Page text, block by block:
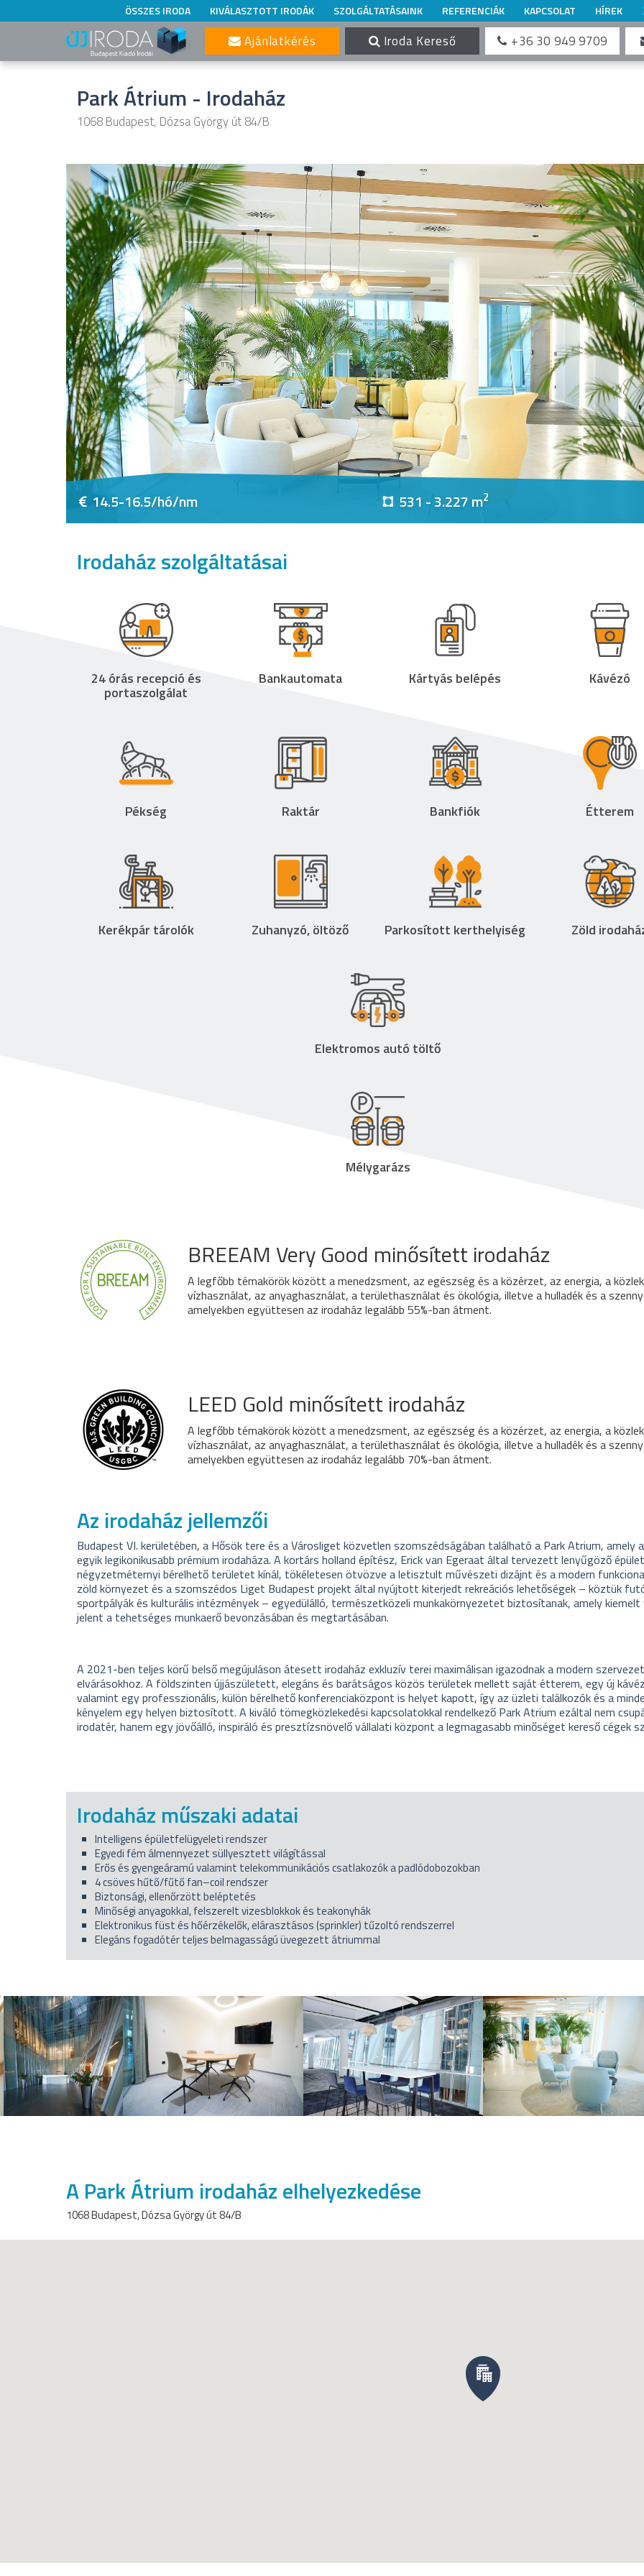
ÖSSZES IRODA KIVÁLASZTOTT IRODÁK SZOLGÁLTATÁSAINK REFERENCIÁK KAPCSOLAT HÍREK
Ajánlatkérés Iroda Kereső +36 30 949 9709
Park Átrium - Irodaház
1068 Budapest, Dózsa György út 84/B
14.5-16.5/hó/nm 531 - 3.227 m2
Irodaház szolgáltatásai
24 órás recepció és
portaszolgálat
Bankautomata Kártyás belépés Kávézó
Pékség Raktár Bankfiók Étterem
Kerékpár tárolók Zuhanyzó, öltöző Parkosított kerthelyiség Zöld
Elektromos autó töltő
Mélygarázs
BREEAM Very Good minősített irodaház
A legfőbb témakörök között a menedzsment, az egészség és a közérzet, az energia, a
vízhasználat, az anyaghasználat, a területhasználat és ökológia, illetve a hulladék és a
amelyekben együttesen az irodaház legalább 55%-ban átment.
LEED Gold minősített irodaház
A legfőbb témakörök között a menedzsment, az egészség és a közérzet, az energia, a
vízhasználat, az anyaghasználat, a területhasználat és ökológia, illetve a hulladék és a
amelyekben együttesen az irodaház legalább 70%-ban átment.
Az irodaház jellemzői
Budapest VI. kerületében, a Hősök tere és a Városliget közvetlen szomszédságában található a Park Atrium, amely
egyik legikonikusabb prémium irodaháza. A kortárs holland építész, Erick van Egeraat által tervezett lenyűgöző
négyzetméternyi bérelhető területet kínál, tökéletesen ötvözve a letisztult művészeti dizájnt és a modern
zöld környezet és a szomszédos Liget Budapest projekt által nyújtott kiterjedt rekreációs lehetőségek – köztük
sportpályák és kulturális intézmények – egyedülálló, természetközeli munkakörnyezetet biztosítanak, amely
jelent a tehetséges munkaerő bevonzásában és megtartásában.
A 2021-ben teljes körű belső megújuláson átesett irodaház exkluzív terei maximálisan igazodnak a modern
elvárásokhoz. A földszinten újjászületett, elegáns és barátságos közös területek mellett saját étterem, egy új
valamint egy professzionális, külön bérelhető konferenciaközpont is helyet kapott, így az üzleti találkozók és a
kényelem egy helyen biztosított. A kiváló tömegközlekedési kapcsolatokkal rendelkező Park Atrium ezáltal nem
irodatér, hanem egy jövőálló, inspiráló és presztízsnövelő vállalati központ a legmagasabb minőséget kereső cégek
Irodaház műszaki adatai
Intelligens épületfelügyeleti rendszer
Egyedi fém álmennyezet süllyesztett világítással
Erős és gyengeáramú valamint telekommunikációs csatlakozók a padlódobozokban
4 csöves hűtő/fűtő fan–coil rendszer
Biztonsági, ellenőrzött beléptetés
Minőségi anyagokkal, felszerelt vizesblokkok és teakonyhák
Elektronikus füst és hőérzékelők, elárasztásos (sprinkler) tűzoltó rendszerrel
Elegáns fogadótér teljes belmagasságú üvegezett átriummal
A Park Átrium irodaház elhelyezkedése
1068 Budapest, Dózsa György út 84/B